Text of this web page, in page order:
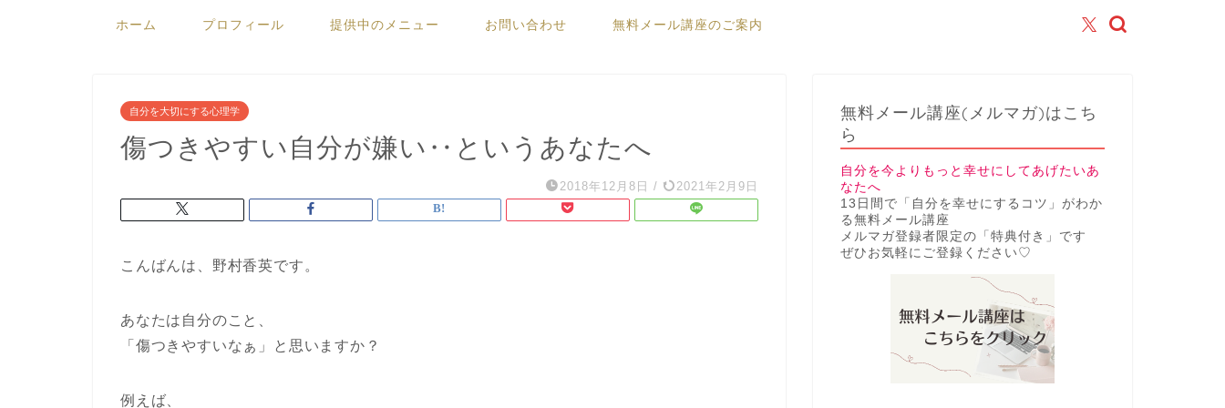
ホーム プロフィール 提供中のメニュー お問い合わせ 無料メール講座のご案内
自分を大切にする心理学
傷つきやすい自分が嫌い‥というあなたへ
2018年12月8日 / 2021年2月9日
こんばんは、野村香英です。
あなたは自分のこと、
「傷つきやすいなぁ」と思いますか？
例えば、
無料メール講座(メルマガ)はこち
ら
自分を今よりもっと幸せにしてあげたいあ
なたへ
13日間で「自分を幸せにするコツ」がわか
る無料メール講座
メルマガ登録者限定の「特典付き」です
ぜひお気軽にご登録ください♡